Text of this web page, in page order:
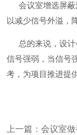
会议室增选屏蔽
以减少信号外溢，
总的来说，设计
信号强弱，当信号
考，为项目推进提
上一篇：会议室